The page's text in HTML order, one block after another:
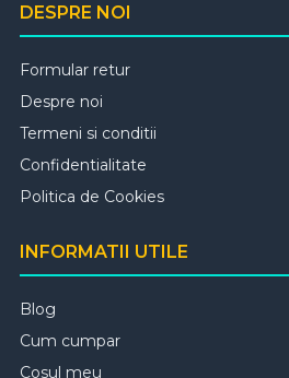
DESPRE NOI
Formular retur
Despre noi
Termeni si conditii
Confidentialitate
Politica de Cookies
INFORMATII UTILE
Blog
Cum cumpar
Cosul meu